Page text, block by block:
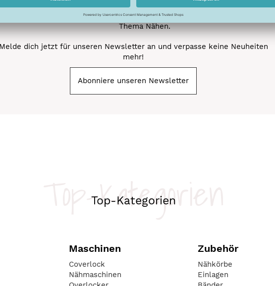
anderen von unseren geplanten Events.
Gewinnspiele: Sichere dir deine Chance auf tolle Preise rund um das
Thema Nähen.
Melde dich jetzt für unseren Newsletter an und verpasse keine Neuheiten
mehr!
Abonniere unseren Newsletter
Top-Kategorien
Top-Kategorien
Maschinen
Coverlock
Nähmaschinen
Zubehör
Nähkörbe
Einlagen